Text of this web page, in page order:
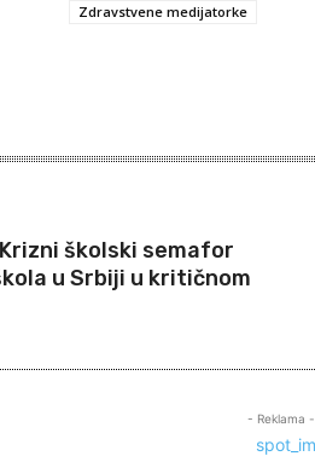
Zdravstvene medijatorke
školski semafor
u Srbiji u kritičnom
- Reklama -